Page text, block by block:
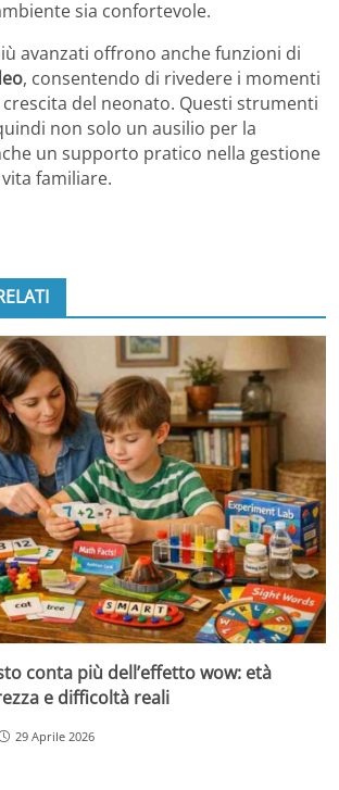
sia confortevole.
avanzati offrono anche funzioni di
, consentendo di rivedere i momenti
del neonato. Questi strumenti
non solo un ausilio per la
un supporto pratico nella gestione
familiare.
conta più dell’effetto wow: età
e difficoltà reali
29 Aprile 2026